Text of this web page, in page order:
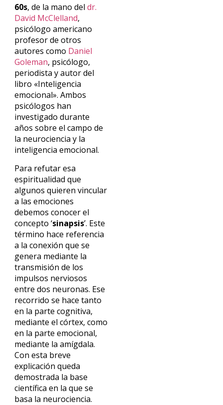
60s, de la mano del dr.
David McClelland,
psicólogo americano
profesor de otros
autores como Daniel
Goleman, psicólogo,
periodista y autor del
libro «Inteligencia
emocional». Ambos
psicólogos han
investigado durante
años sobre el campo de
la neurociencia y la
inteligencia emocional.
Para refutar esa
espiritualidad que
algunos quieren vincular
a las emociones
debemos conocer el
concepto ‘sinapsis’. Este
término hace referencia
a la conexión que se
genera mediante la
transmisión de los
impulsos nerviosos
entre dos neuronas. Ese
recorrido se hace tanto
en la parte cognitiva,
mediante el córtex, como
en la parte emocional,
mediante la amígdala.
Con esta breve
explicación queda
demostrada la base
científica en la que se
basa la neurociencia.